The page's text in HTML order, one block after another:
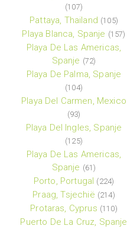
(107)
Pattaya, Thailand (105)
Playa Blanca, Spanje (157)
Playa De Las Americas,
Spanje (72)
Playa De Palma, Spanje
(104)
Playa Del Carmen, Mexico
(93)
Playa Del Ingles, Spanje
(125)
Playa De Las Americas,
Spanje (61)
Porto, Portugal (224)
Praag, Tsjechië (214)
Protaras, Cyprus (110)
Puerto De La Cruz, Spanje